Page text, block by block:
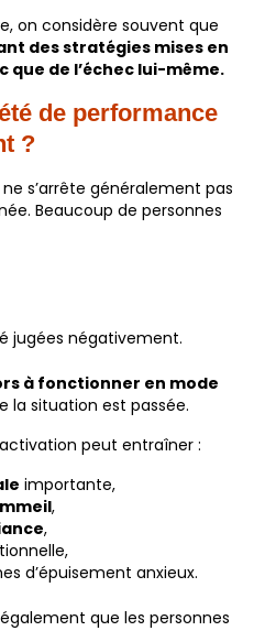
on considère souvent que
des stratégies mises en
que de l’échec lui-même.
de performance
?
s’arrête généralement pas
Beaucoup de personnes
jugées négativement.
à fonctionner en mode
la situation est passée.
peut entraîner :
importante,
,
,
d’épuisement anxieux.
que les personnes